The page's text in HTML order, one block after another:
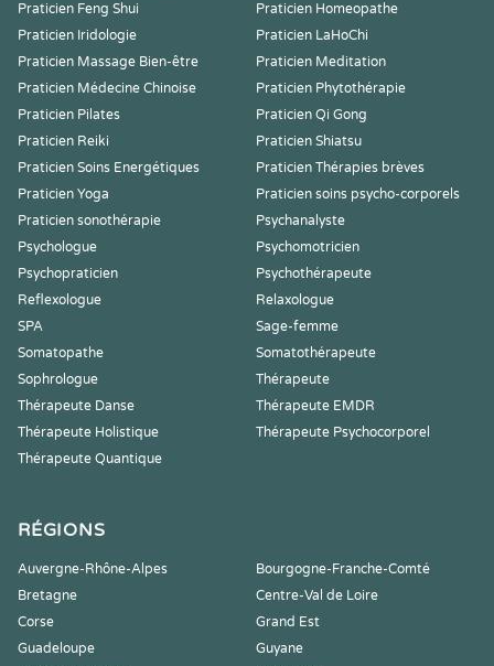
Praticien Feng Shui
Praticien Homeopathe
Praticien Iridologie
Praticien LaHoChi
Praticien Massage Bien-être
Praticien Meditation
Praticien Médecine Chinoise
Praticien Phytothérapie
Praticien Pilates
Praticien Qi Gong
Praticien Reiki
Praticien Shiatsu
Praticien Soins Energétiques
Praticien Thérapies brèves
Praticien Yoga
Praticien soins psycho-corporels
Praticien sonothérapie
Psychanalyste
Psychologue
Psychomotricien
Psychopraticien
Psychothérapeute
Reflexologue
Relaxologue
SPA
Sage-femme
Somatopathe
Somatothérapeute
Sophrologue
Thérapeute
Thérapeute Danse
Thérapeute EMDR
Thérapeute Holistique
Thérapeute Psychocorporel
Thérapeute Quantique
RÉGIONS
Auvergne-Rhône-Alpes
Bourgogne-Franche-Comté
Bretagne
Centre-Val de Loire
Corse
Grand Est
Guadeloupe
Guyane